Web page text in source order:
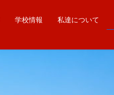
学校情報 私達について